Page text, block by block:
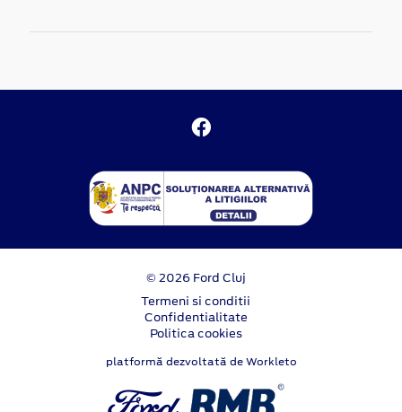
© 2026 Ford Cluj
Termeni si conditii
Confidentialitate
Politica cookies
platformă dezvoltată de Workleto